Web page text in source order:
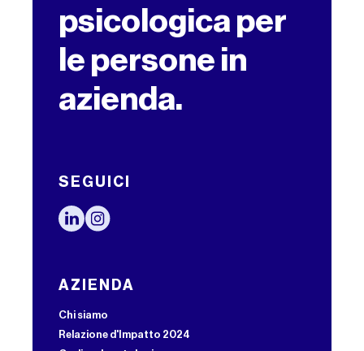
psicologica per
le persone in
azienda.
SEGUICI
AZIENDA
Chi siamo
Relazione d'Impatto 2024